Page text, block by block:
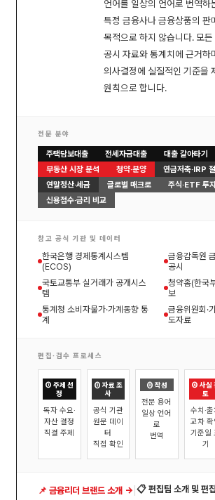
언어를 일상의 언어로 번역하
특정 금융사나 금융상품의 판
목적으로 하지 않습니다. 모든
공시 자료와 통계치에 근거하
의사결정에 실질적인 기준을
원칙으로 합니다.
전문 분야
주택담보대출 전세자금대출
대출 갈아타기
부동산 시장 분석
청약·분양
연금저축·IRP 절
연말정산·세금
글로벌 매크로
주식·ETF 투
신용점수·금리 비교
참고 공식 기관 및 데이터
한국은행 경제통계시스템
(ECOS)
금융감독원
공시
국토교통부 실거래가 공개시스
템
청약홈(한국
보
통계청 소비자물가·가계동향 통
계
금융위원회·
도자료
편집·검수 프로세스
① 주제 선
정
독자 수요·
자산 결정
직결 주제
② 자료 조
사
공식 기관
원문 데이
터
직접 확인
③ 작성
전문 용어
일상 언어
로
번역
④ 사실
토
수치·출
교차 확
기준일
기
📌 금융리더 브랜드 소개 → 📋 편집팀 소개 및 편